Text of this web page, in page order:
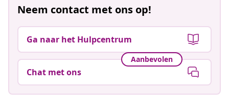
Neem contact met ons op!
Ga naar het Hulpcentrum
Aanbevolen
Chat met ons